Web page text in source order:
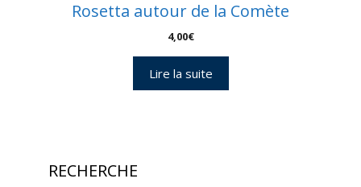
Rosetta autour de la Comète
4,00€
Lire la suite
RECHERCHE